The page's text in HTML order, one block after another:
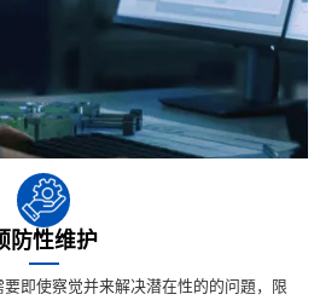
防性维护
即使察觉并来解决潜在性的的问題，限